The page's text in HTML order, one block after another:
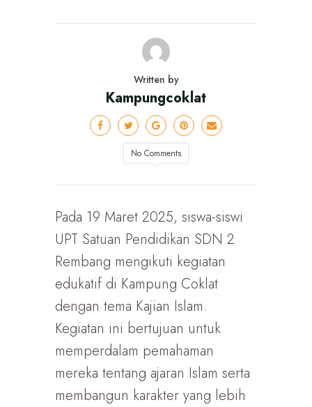
Written by
Kampungcoklat
No Comments
Pada 19 Maret 2025, siswa-siswi
UPT Satuan Pendidikan SDN 2
Rembang mengikuti kegiatan
edukatif di Kampung Coklat
dengan tema Kajian Islam.
Kegiatan ini bertujuan untuk
memperdalam pemahaman
mereka tentang ajaran Islam serta
membangun karakter yang lebih